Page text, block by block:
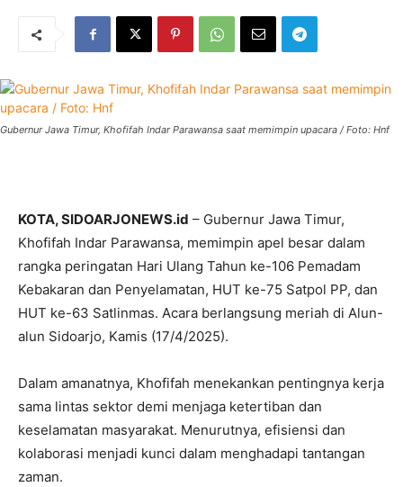
Gubernur Jawa Timur, Khofifah Indar Parawansa saat memimpin upacara / Foto: Hnf
KOTA, SIDOARJONEWS.id – Gubernur Jawa Timur,
Khofifah Indar Parawansa, memimpin apel besar dalam
rangka peringatan Hari Ulang Tahun ke-106 Pemadam
Kebakaran dan Penyelamatan, HUT ke-75 Satpol PP, dan
HUT ke-63 Satlinmas. Acara berlangsung meriah di Alun-
alun Sidoarjo, Kamis (17/4/2025).
Dalam amanatnya, Khofifah menekankan pentingnya kerja
sama lintas sektor demi menjaga ketertiban dan
keselamatan masyarakat. Menurutnya, efisiensi dan
kolaborasi menjadi kunci dalam menghadapi tantangan
zaman.